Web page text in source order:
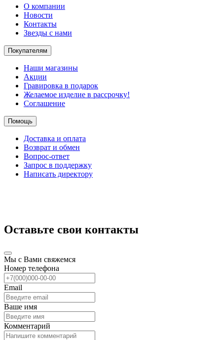
О компании
Новости
Контакты
Звезды с нами
Покупателям
Наши магазины
Акции
Гравировка в подарок
Желаемое изделие в рассрочку!
Соглашение
Помощь
Доставка и оплата
Возврат и обмен
Вопрос-ответ
Запрос в поддержку
Написать директору
Оставьте свои контакты
Мы с Вами свяжемся
Номер телефона
Email
Ваше имя
Комментарий